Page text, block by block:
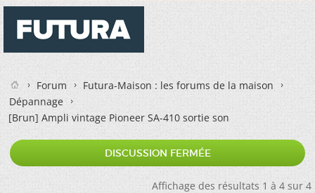
Forum
Futura-Maison : les forums de la maison
Dépannage
[Brun]Ampli vintage Pioneer SA-410 sortie son
DISCUSSION FERMÉE
Affichage des résultats 1 à 4 sur 4